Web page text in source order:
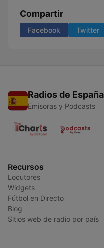
Compartir
Facebook Twitter
Radios de España
Emisoras y Podcasts
Recursos
Locutores
Widgets
Fútbol en Directo
Blog
Sitios web de radio por país